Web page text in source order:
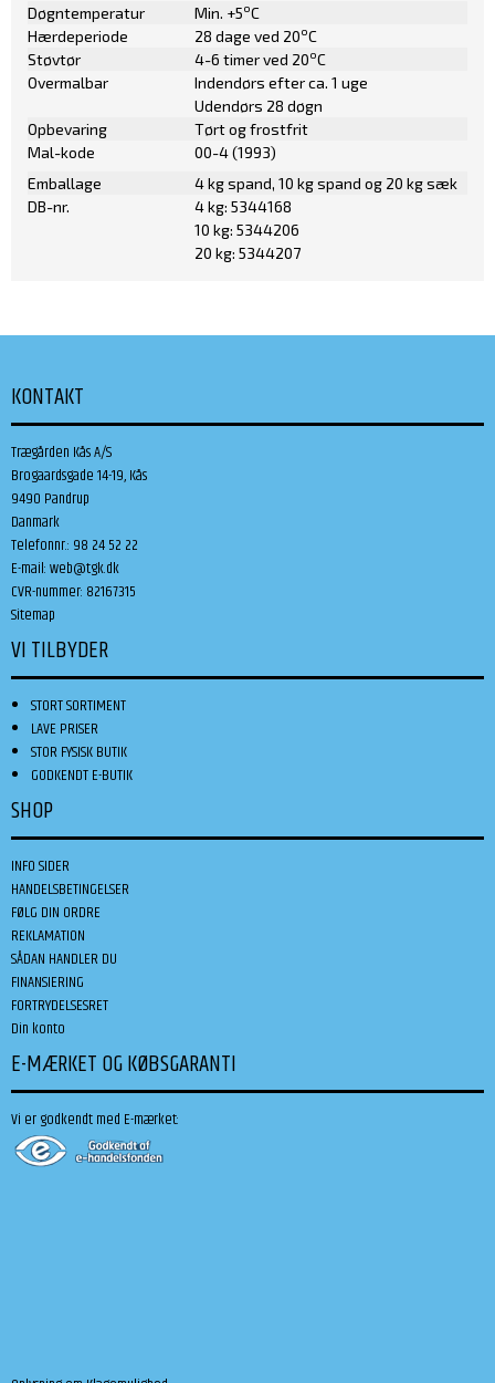
Døgntemperatur Min. +5oC
Hærdeperiode
28 dage ved 20oC
Støvtør
4-6 timer ved 20oC
Overmalbar
Indendørs efter ca. 1 uge
Udendørs 28 døgn
Opbevaring
Tørt og frostfrit
Mal-kode
00-4 (1993)
Emballage
4 kg spand, 10 kg spand og 20 kg sæk
DB-nr.
4 kg: 5344168
10 kg: 5344206
20 kg: 5344207
KONTAKT
Trægården Kås A/S
Brogaardsgade 14-19, Kås
9490 Pandrup
Danmark
Telefonnr.: 98 24 52 22
E-mail:web@tgk.dk
CVR-nummer: 82167315
Sitemap
VI TILBYDER
STORT SORTIMENT
LAVE PRISER
STOR FYSISK BUTIK
GODKENDT E-BUTIK
SHOP
INFO SIDER
HANDELSBETINGELSER
FØLG DIN ORDRE
REKLAMATION
SÅDAN HANDLER DU
FINANSIERING
FORTRYDELSESRET
Din konto
E-MÆRKET OG KØBSGARANTI
Vi er godkendt med E-mærket: